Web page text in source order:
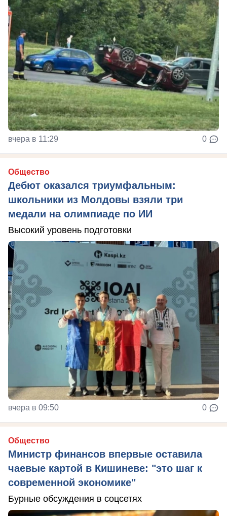
вчера в 11:29 0
Общество
Дебют оказался триумфальным:
школьники из Молдовы взяли три
медали на олимпиаде по ИИ
Высокий уровень подготовки
вчера в 09:50 0
Общество
Министр финансов впервые оставила
чаевые картой в Кишиневе: "это шаг к
современной экономике"
Бурные обсуждения в соцсетях